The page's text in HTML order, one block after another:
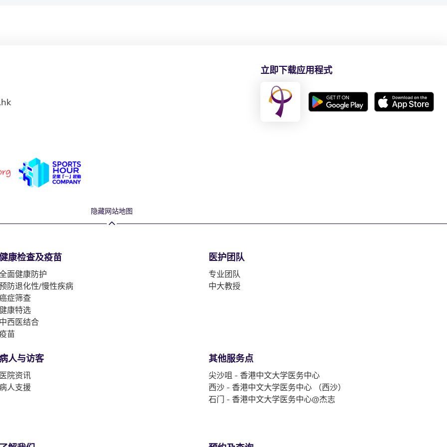
立即下载应用程式
隐藏网站地图
康检查及疫苗
面健康防护
防退化性/慢性疾病
症筛查
康特选
西医结合
苗
医护团队
专业团队
中大教授
人与访客
院资讯
人支援
其他服务点
尖沙咀 - 香港中文大学医务中心
西沙 - 香港中文大学医务中心 （西沙）
石门 - 香港中文大学医务中心@杰志